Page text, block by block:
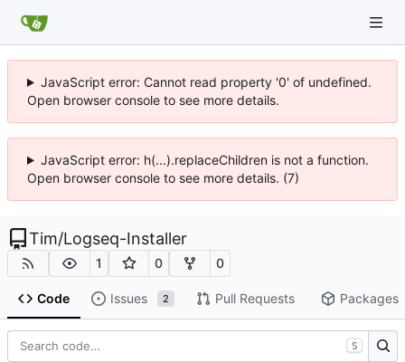
JavaScript error: Cannot read property '0' of undefined.
Open browser console to see more details.
JavaScript error: h(...).replaceChildren is not a function.
Open browser console to see more details. (7)
Tim/Logseq-Installer
1 0 0
Code Issues 2 Pull Requests Packages
S